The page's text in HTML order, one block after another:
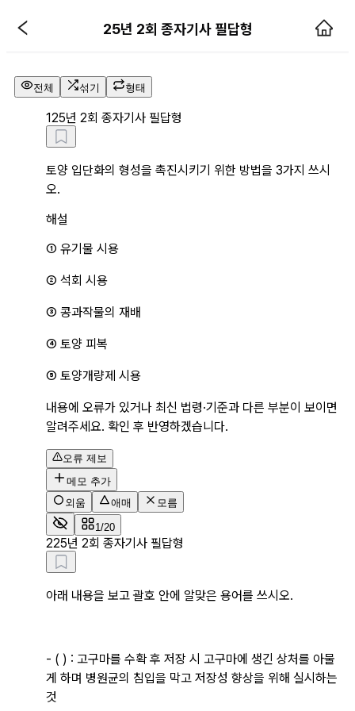
25년 2회 종자기사 필답형 기출문
25년 2회 종자기사 필답형
전체 섞기 형태
125년 2회 종자기사 필답형
토양 입단화의 형성을 촉진시키기 위한 방법을 3가지 쓰시
오.
해설
① 유기물 시용
② 석회 시용
③ 콩과작물의 재배
④ 토양 피복
⑤ 토양개량제 시용
내용에 오류가 있거나 최신 법령·기준과 다른 부분이 보이면
알려주세요. 확인 후 반영하겠습니다.
오류 제보
메모 추가
외움
애매 모름
1/20
225년 2회 종자기사 필답형
아래 내용을 보고 괄호 안에 알맞은 용어를 쓰시오.
- ( ) : 고구마를 수확 후 저장 시 고구마에 생긴 상처를 아물
게 하며 병원균의 침입을 막고 저장성 향상을 위해 실시하는
것